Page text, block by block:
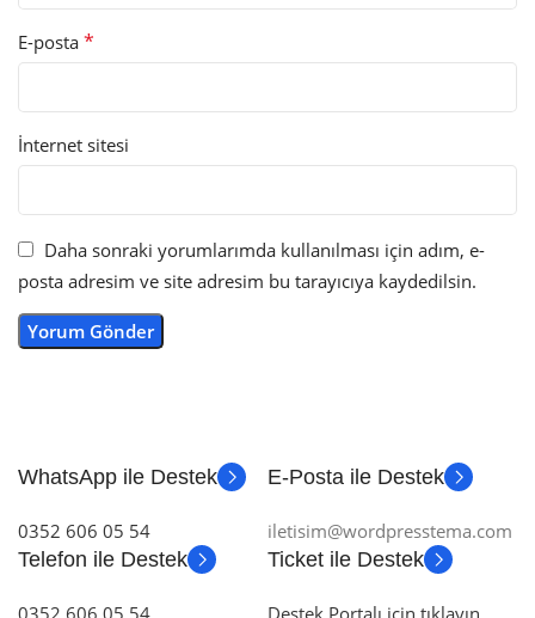
E-posta *
İnternet sitesi
Daha sonraki yorumlarımda kullanılması için adım, e-
posta adresim ve site adresim bu tarayıcıya kaydedilsin.
WhatsApp ile Destek
0352 606 05 54
E-Posta ile Destek
iletisim@wordpresstema.com
Telefon ile Destek
0352 606 05 54
Ticket ile Destek
Destek Portalı için tıklayın